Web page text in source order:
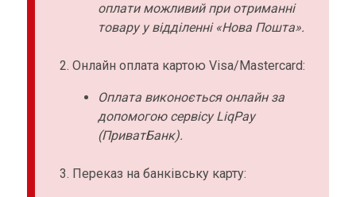
оплати можливий при отриманні
товару у відділенні «Нова Пошта».
Онлайн оплата картою Visa/Mastercard:
Оплата виконоється онлайн за
допомогою сервісу LiqPay
(ПриватБанк).
Переказ на банківську карту: